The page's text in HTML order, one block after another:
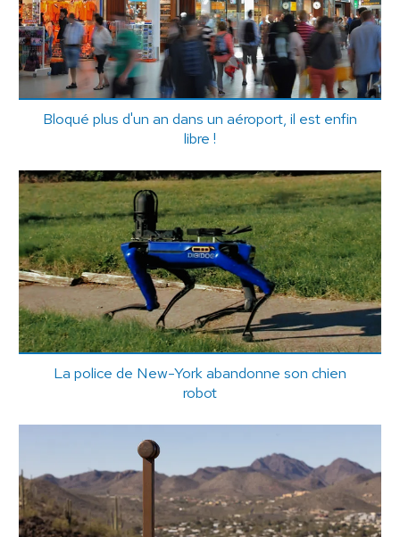
Bloqué plus d'un an dans un aéroport, il est enfin
libre !
La police de New-York abandonne son chien
robot